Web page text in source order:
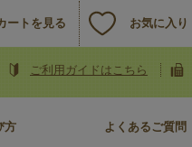
ートを見る お気に入り
ご利用ガイドはこちら
方 よくあるご質問